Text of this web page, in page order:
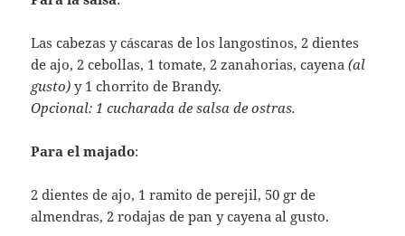
Las cabezas y cáscaras de los langostinos, 2 dientes
de ajo, 2 cebollas, 1 tomate, 2 zanahorias, cayena (al
gusto) y 1 chorrito de Brandy.
Opcional: 1 cucharada de salsa de ostras.
Para el majado:
2 dientes de ajo, 1 ramito de perejil, 50 gr de
almendras, 2 rodajas de pan y cayena al gusto.